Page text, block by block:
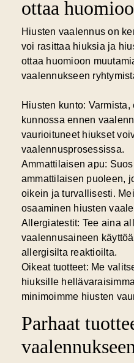
ottaa
Hiusten vaalennus on
voi rasittaa hiuksia ja
ottaa huomioon
vaalennukseen
Hiusten kunto: Varmista,
kunnossa ennen
vaurioituneet hiukset
vaalennusprosessissa.
Ammattilaisen apu:
ammattilaisen puoleen,
oikein ja turvallisesti.
osaaminen hiusten
Allergiatestit: Tee aina
vaalennusaineen
allergisilta reaktioilta.
Oikeat tuotteet: Me
hiuksille
minimoimme hiusten
Parhaat